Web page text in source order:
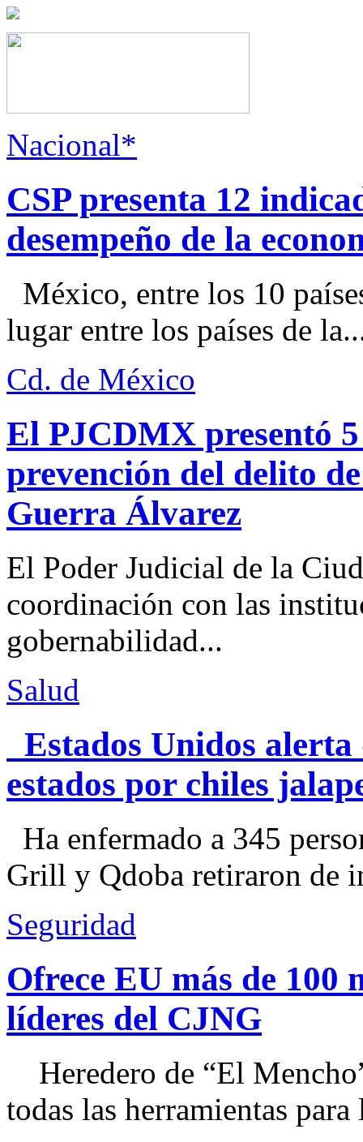
Nacional*
CSP presenta 12
desempeño de la
México, entre los 10
lugar entre los países de
Cd. de México
El PJCDMX presentó
prevención del delito
Guerra Álvarez
El Poder Judicial de la
coordinación con las
gobernabilidad...
Salud
Estados Unidos alerta
estados por chiles
Ha enfermado a 345
Grill y Qdoba retiraron de
Seguridad
Ofrece EU más de 100
líderes del CJNG
Heredero de “El
todas las herramientas